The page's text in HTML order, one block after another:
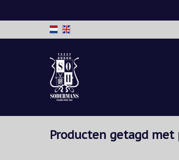
Producten getagd met